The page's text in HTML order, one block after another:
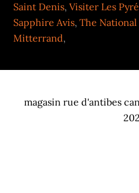
Saint Denis,Visiter Les
Sapphire Avis,The
Mitterrand,
magasin rue d'antibes